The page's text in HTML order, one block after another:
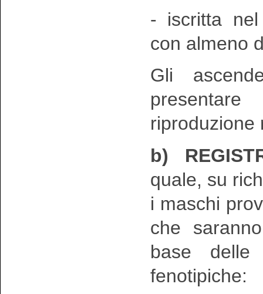
- iscritta nel
con almeno
Gli
riproduzione
b)
quale, su
i maschi
che
base delle
fenotipiche: